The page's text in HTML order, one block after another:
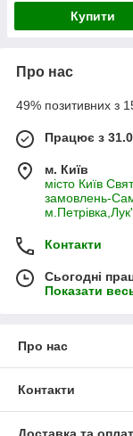
Купити
Про нас
49% позитивних з
Працює з
м. Київ
місто Київ
замовлень-
Контакти
Сьогодні
Показати
Про нас
Контакти